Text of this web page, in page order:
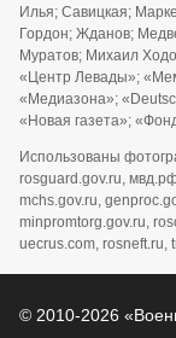
Илья; Савицкая;
Гордон; Жданов;
Муратов; Михаил
«Центр Левады»;
«Медиазона»;
«Новая газета»;
Использованы
rosguard.gov.ru,
mchs.gov.ru,
minpromtorg.gov.ru,
uecrus.com, rosneft.ru,
© 2010-2026